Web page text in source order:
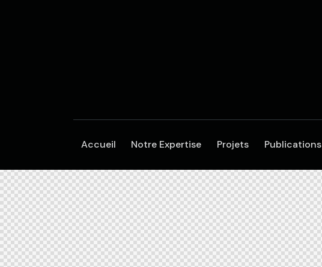
Accueil Notre Expertise Projets Publications